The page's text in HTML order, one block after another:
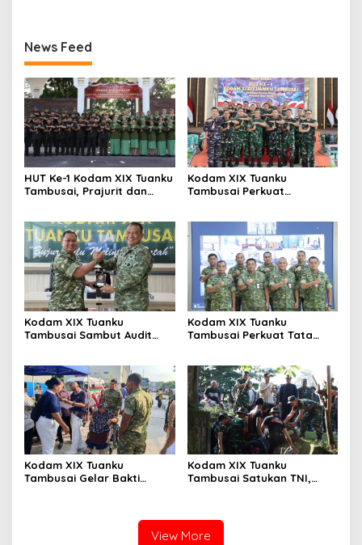
News Feed
HUT Ke-1 Kodam XIX Tuanku
Tambusai, Prajurit dan
Kusuma Dharma
Kodam XIX Tuanku
Tambusai Perkuat
Kodam XIX Tuanku
Tambusai Sambut Audit
Kunci
Kodam XIX Tuanku
Tambusai Perkuat Tata
Penatausahaan Sesi II TA
2026
Kodam XIX Tuanku
Tambusai Gelar Bakti
Kodam XIX Tuanku
Tambusai Satukan TNI,
dan Pelabuhan Sei Duku
View More